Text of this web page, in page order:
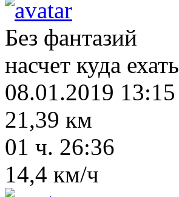
Без фантазий
насчет куда ехать
08.01.2019 13:15
21,39 км
01 ч. 26:36
14,4 км/ч